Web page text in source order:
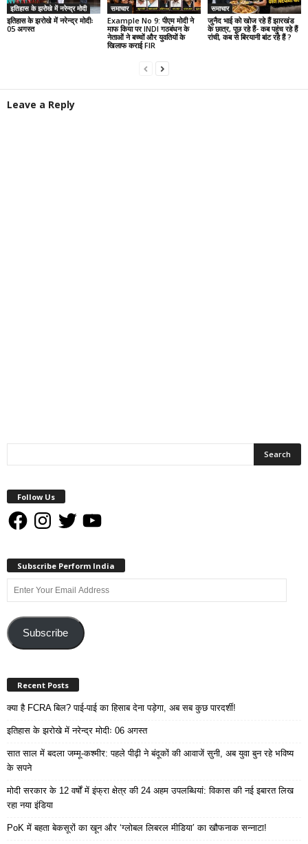
इतिहास के झरोखे में नरेन्द्र मोदी
इतिहास के झरोखे में नरेन्द्र मोदीः
05 अगस्त
समाचार
Example No 9: पीएम मोदी ने
माफ किया पर INDI गठबंधन के
नेताओं ने बच्चों और युवतियों के
खिलाफ कराई FIR
समाचार
जुनैद भाई को खोज रहे हैं झारखंड
के छात्र, पूछ रहे हैं- कब पहुंच रहे हैं
रांची, कब से बिरयानी बांट रहे हैं ?
Leave a Reply
Follow Us
FacebookInstagram
Twitter YouTube
Subscribe Perform India
Enter
Your
AddressSubscribe
Recent Posts
क्या है FCRA बिल? पाई-पाई का हिसाब देना पड़ेगा, अब सब कुछ पारदर्शी!
इतिहास के झरोखे में नरेन्द्र मोदीः 06 अगस्त
सात साल में बदला जम्मू-कश्मीर: पहले पीढ़ी ने बंदूकों की आवाजें सुनी, अब युवा बुन रहे भविष्य
के सपने
मोदी सरकार के 12 वर्षों में इंफ्रा क्षेत्र की 24 अहम उपलब्धियां: विकास की नई इबारत लिख
रहा नया इंडिया
PoK में बहता बेकसूरों का खून और ‘ग्लोबल लिबरल मीडिया’ का खौफनाक सन्नाटा!